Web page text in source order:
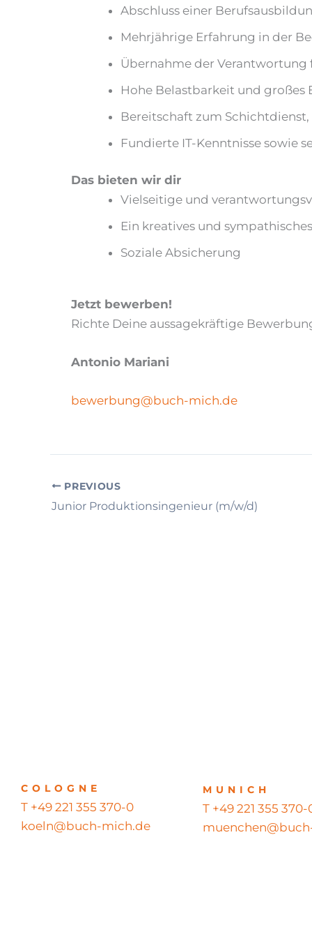
Abschluss einer
Mehrjährige Erfahrung in der
Übernahme der Verantwortung
Hohe Belastbarkeit und großes
Bereitschaft zum
Fundierte IT-Kenntnisse sowie
Das bieten wir dir
Vielseitige und
Ein kreatives und
Soziale Absicherung
Jetzt bewerben!
Richte Deine aussagekräftige
Antonio Mariani
bewerbung@buch-mich.de
PREVIOUS
Junior Produktionsingenieur (m/w/d)
COLOGNE
T +49 221 355 370-0
koeln@buch-mich.de
MUNICH
T +49 221 355 370-